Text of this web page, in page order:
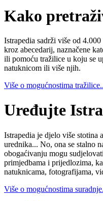
Kako
Istrapedia sadrži više od
kroz abecedarij, naznačene
ili pomoću tražilice u koju se
natuknicom ili više njih.
Više o mogućnostima
Uređujte
Istrapedia je djelo više stotina
urednika... No, ona se stalno
obogaćivanju mogu
primjedbama i prijedlozima,
natuknicama, fotografijama,
Više o mogućnostima